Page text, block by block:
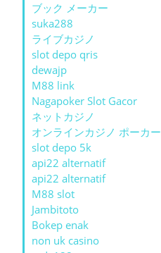
ブック メーカー
suka288
ライブカジノ
slot depo qris
dewajp
M88 link
Nagapoker Slot Gacor
ネットカジノ
オンラインカジノ ポーカー
slot depo 5k
api22 alternatif
api22 alternatif
M88 slot
Jambitoto
Bokep enak
non uk casino